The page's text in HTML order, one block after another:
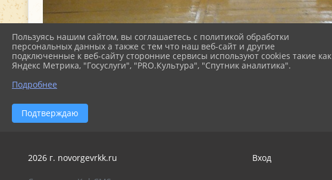
2026 г. novorgevrkk.ru Вход
Пользуясь нашим сайтом, вы соглашаетесь с политикой обработки
персональных данных а также с тем что наш веб-сайт и другие
подключенные к веб-сайту сторонние сервисы используют cookies такие как
Яндекс Метрика, "Госуслуги", "PRO.Культура", "Спутник аналитика".
Подробнее
Подтверждаю